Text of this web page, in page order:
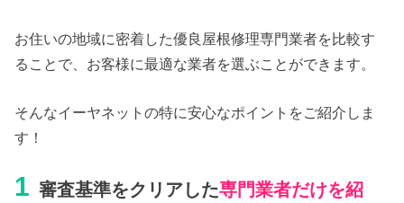
お住いの地域に密着した優良屋根修理専門業者を比較す
ることで、お客様に最適な業者を選ぶことができます。
そんなイーヤネットの特に安心なポイントをご紹介しま
す！
1 審査基準をクリアした専門業者だけを紹